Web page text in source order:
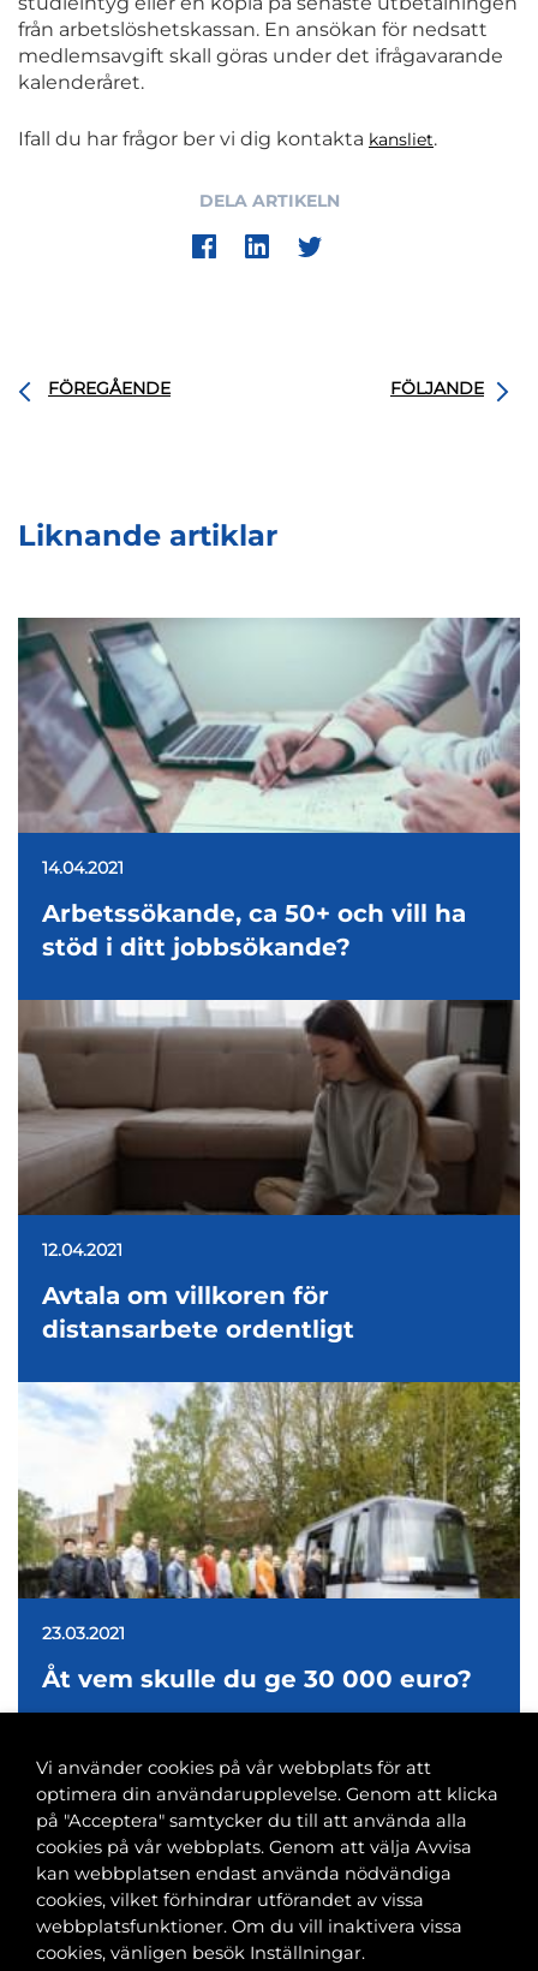
från arbetslöshetskassan. En ansökan för nedsatt
medlemsavgift skall göras under det ifrågavarande
kalenderåret.
Ifall du har frågor ber vi dig kontakta kansliet.
DELA ARTIKELN
FÖREGÅENDE FÖLJANDE
Liknande artiklar
14.04.2021
Arbetssökande, ca 50+ och vill ha
stöd i ditt jobbsökande?
12.04.2021
Avtala om villkoren för
distansarbete ordentligt
23.03.2021
Åt vem skulle du ge 30 000 euro?
Banvaktsgatan 2A, 00520 Helsingfors
040 585 2586
kansli@tfif.fi
Vi använder cookies på vår webbplats för att
optimera din användarupplevelse. Genom att klicka
på "Acceptera" samtycker du till att använda alla
cookies på vår webbplats. Genom att välja Avvisa
kan webbplatsen endast använda nödvändiga
cookies, vilket förhindrar utförandet av vissa
webbplatsfunktioner. Om du vill inaktivera vissa
cookies, vänligen besök Inställningar.